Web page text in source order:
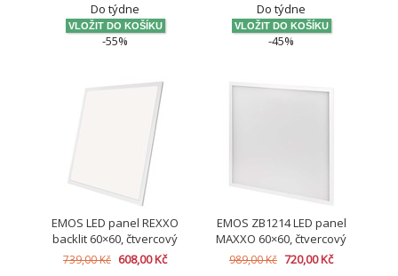
Do týdne
-55%
Do týdne
-45%
EMOS LED panel REXXO
backlit 60×60, čtvercový
vestavný bílý, 36W neutr.
739,00 Kč 608,00 Kč
EMOS ZB1214 LED panel
MAXXO 60×60, čtvercový
vestavný bílý, 36W
neutrální bílá
989,00 Kč 720,00 Kč